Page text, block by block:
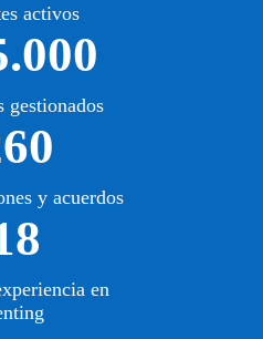
activos
gestionados
y acuerdos
en